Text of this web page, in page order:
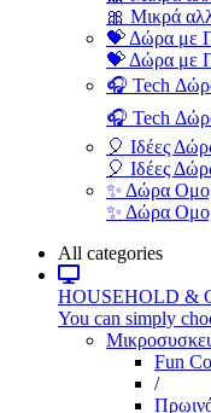
🎀 Μικρά
💝 Δώρα με
💝 Δώρα με
🎧 Tech
🎧 Tech
🎈 Ιδέες
🎈 Ιδέες
✨ Δώρα
✨ Δώρα
All categories
HOUSEHOLD &
You can simply
Fun
/